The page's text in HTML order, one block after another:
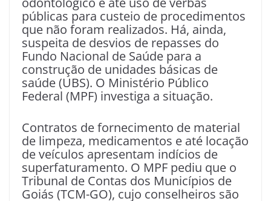
públicas para custeio de procedimentos
que não foram realizados. Há, ainda,
suspeita de desvios de repasses do
Fundo Nacional de Saúde para a
construção de unidades básicas de
saúde (UBS). O Ministério Público
Federal (MPF) investiga a situação.
Contratos de fornecimento de material
de limpeza, medicamentos e até locação
de veículos apresentam indícios de
superfaturamento. O MPF pediu que o
Tribunal de Contas dos Municípios de
Goiás (TCM-GO), cujo conselheiros são